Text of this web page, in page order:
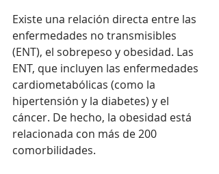
Existe una relación directa entre las
enfermedades no transmisibles
(ENT), el sobrepeso y obesidad. Las
ENT, que incluyen las enfermedades
cardiometabólicas (como la
hipertensión y la diabetes) y el
cáncer. De hecho, la obesidad está
relacionada con más de 200
comorbilidades.